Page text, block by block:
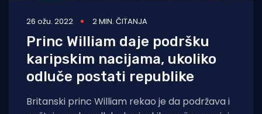
26 ožu. 2022 2 MIN. ČITANJA
Princ William daje podršku
karipskim nacijama, ukoliko
odluče postati republike
Britanski princ William rekao je da podržava i